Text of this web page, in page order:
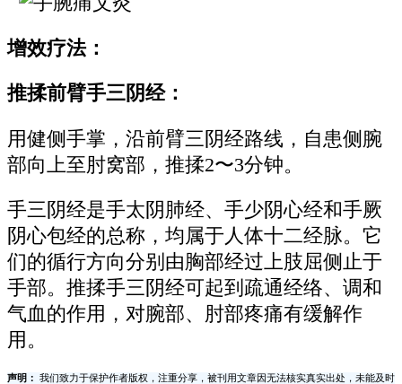
增效疗法：
推揉前臂手三阴经：
用健侧手掌，沿前臂三阴经路线，自患侧腕
部向上至肘窝部，推揉2〜3分钟。
手三阴经是手太阴肺经、手少阴心经和手厥
阴心包经的总称，均属于人体十二经脉。它
们的循行方向分别由胸部经过上肢屈侧止于
手部。推揉手三阴经可起到疏通经络、调和
气血的作用，对腕部、肘部疼痛有缓解作
用。
声明：
我们致力于保护作者版权，注重分享，被刊用文章因无法核实真实出处，未能及时